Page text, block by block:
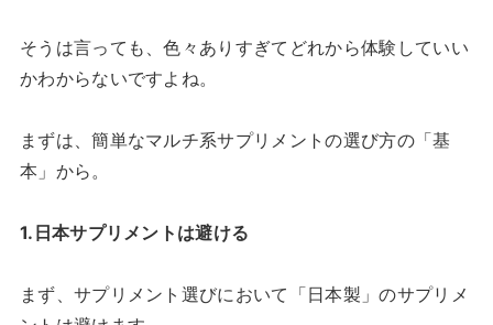
そうは言っても、色々ありすぎてどれから体験していい
かわからないですよね。
まずは、簡単なマルチ系サプリメントの選び方の「基
本」から。
1.日本サプリメントは避ける
まず、サプリメント選びにおいて「日本製」のサプリメ